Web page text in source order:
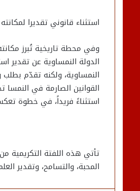
استثناء قانوني تقديرا
وفي محطة تاريخية تُبرز
الدولة النمساوية عن تقدير
النمساوية، ولكنه تقدّم
القوانين الصارمة في النمسا
استثناءً فريداً، في خطوة
تأتي هذه اللفتة التكريمية
المحبة، والتسامح، وتقدير